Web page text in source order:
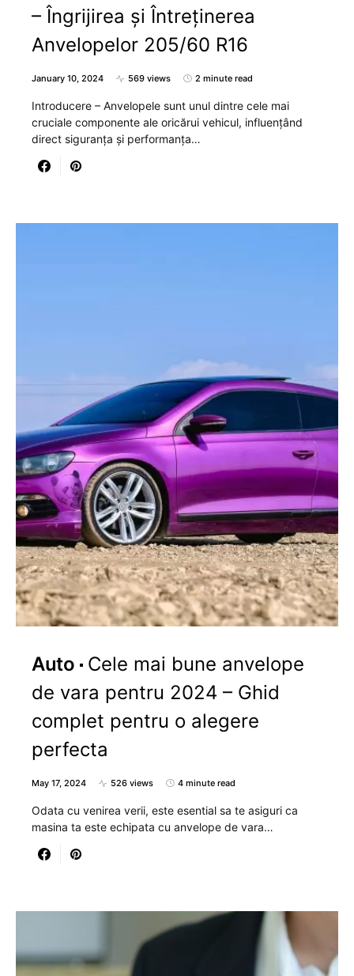
– Îngrijirea și Întreținerea
Anvelopelor 205/60 R16
January 10, 2024 569 views 2 minute read
Introducere – Anvelopele sunt unul dintre cele mai
cruciale componente ale oricărui vehicul, influențând
direct siguranța și performanța…
Auto
Cele mai bune anvelope
de vara pentru 2024 – Ghid
complet pentru o alegere
perfecta
May 17, 2024 526 views 4 minute read
Odata cu venirea verii, este esential sa te asiguri ca
masina ta este echipata cu anvelope de vara…